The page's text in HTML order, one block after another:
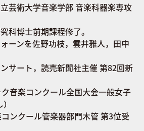
芸術大学音楽学部 音楽科器楽専攻
科博士前期課程修了。
ーンを佐野功枝，雲井雅人，田中
サート，読売新聞社主催 第82回新
音楽コンクール全国大会一般女子
ンクール管楽器部門木管 第3位受